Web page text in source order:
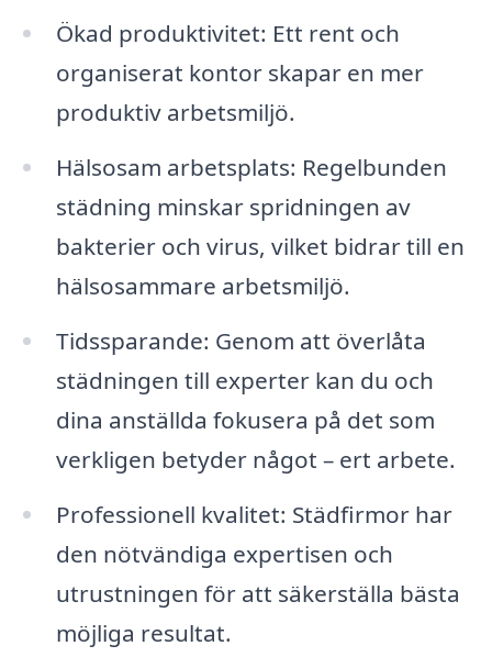
Ökad produktivitet: Ett rent och
organiserat kontor skapar en mer
produktiv arbetsmiljö.
Hälsosam arbetsplats: Regelbunden
städning minskar spridningen av
bakterier och virus, vilket bidrar till en
hälsosammare arbetsmiljö.
Tidssparande: Genom att överlåta
städningen till experter kan du och
dina anställda fokusera på det som
verkligen betyder något – ert arbete.
Professionell kvalitet: Städfirmor har
den nötvändiga expertisen och
utrustningen för att säkerställa bästa
möjliga resultat.